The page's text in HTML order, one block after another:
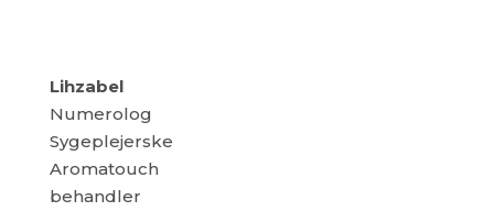
Lihzabel
Numerolog
Sygeplejerske
Aromatouch
behandler